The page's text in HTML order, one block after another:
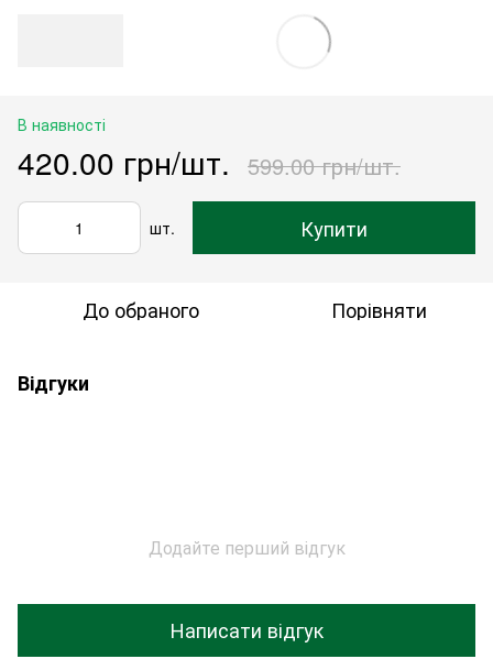
В наявності
420.00 грн/шт. 599.00 грн/шт.
шт. Купити
До обраного Порівняти
Відгуки
Додайте перший відгук
Написати відгук